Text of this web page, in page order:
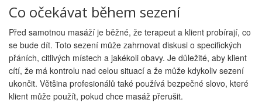
Co očekávat během sezení
Před samotnou masáží je běžné, že terapeut a klient probírají, co
se bude dít. Toto sezení může zahrnovat diskusi o specifických
přáních, citlivých místech a jakékoli obavy. Je důležité, aby klient
cítí, že má kontrolu nad celou situací a že může kdykoliv sezení
ukončit. Většina profesionálů také používá bezpečné slovo, které
klient může použít, pokud chce masáž přerušit.